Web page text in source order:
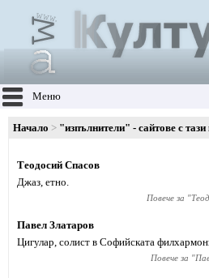
Меню
Начало "изпълнители" - сайтове с
Теодосий Спасов
Джаз, етно.
Повече за "
Павел Златаров
Цигулар, солист в Софийската
Повече за "